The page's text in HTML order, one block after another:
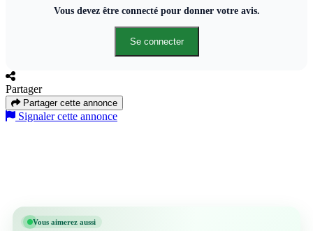
Vous devez être connecté pour donner votre avis.
Se connecter
Partager
Partager cette annonce
Signaler cette annonce
Vous aimerez aussi